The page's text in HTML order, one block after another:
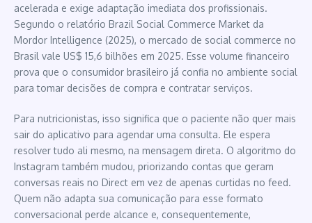
acelerada e exige adaptação imediata dos profissionais.
Segundo o relatório Brazil Social Commerce Market da
Mordor Intelligence (2025), o mercado de social commerce no
Brasil vale US$ 15,6 bilhões em 2025. Esse volume financeiro
prova que o consumidor brasileiro já confia no ambiente social
para tomar decisões de compra e contratar serviços.
Para nutricionistas, isso significa que o paciente não quer mais
sair do aplicativo para agendar uma consulta. Ele espera
resolver tudo ali mesmo, na mensagem direta. O algoritmo do
Instagram também mudou, priorizando contas que geram
conversas reais no Direct em vez de apenas curtidas no feed.
Quem não adapta sua comunicação para esse formato
conversacional perde alcance e, consequentemente,